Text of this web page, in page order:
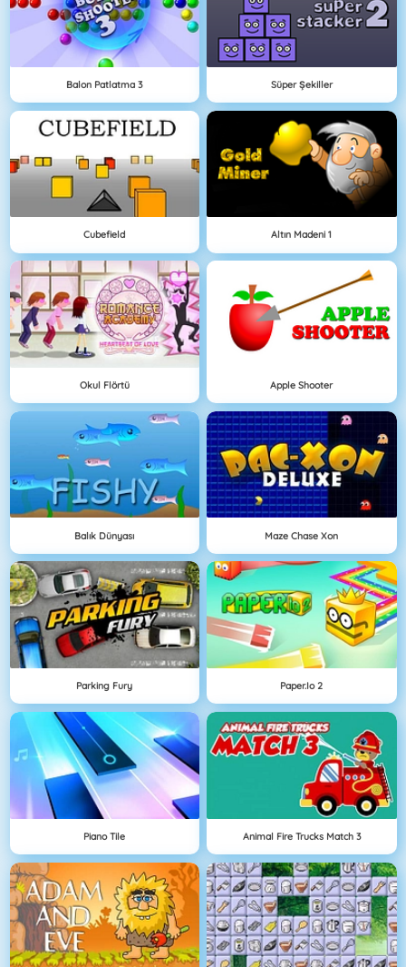
Balon Patlatma 3 Süper Şekiller
Cubefield Altın Madeni 1
Okul Flörtü Apple Shooter
Balık Dünyası Maze Chase Xon
Parking Fury Paper.io 2
Piano Tile Animal Fire Trucks Match 3